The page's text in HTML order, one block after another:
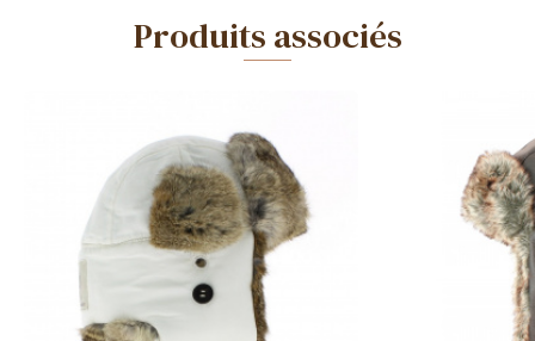
Produits associés